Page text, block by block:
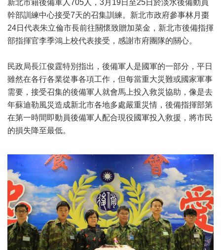
新北市籍後備軍人705人，3月19日至25日於淡水後備動員
幹部訓練中心接受7天的召集訓練。新北市政府參事林月棗
24日代表朱立倫市長前往關懷致贈加菜金，新北市後備指揮
部指揮官李季鴻上校代表接受，感謝市府團隊的關心。
民政局長江俊霆特別指出，後備軍人是國軍的一部分，平日
雖然在各行各業從事各項工作，但每當重大災難或國家軍事
需要，接受召集的後備軍人就會馬上投入救災協助，像是去
年蘇迪勒風災造成新北市各地多處嚴重災情，後備指揮部第
在第一時間即動員後備軍人配合現役國軍投入救援，將市民
的損失降至最低。